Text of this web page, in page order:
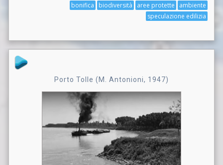
ambiente
aree protette
biodiversità
bonifica
speculazione edilizia
Porto Tolle (M. Antonioni, 1947)